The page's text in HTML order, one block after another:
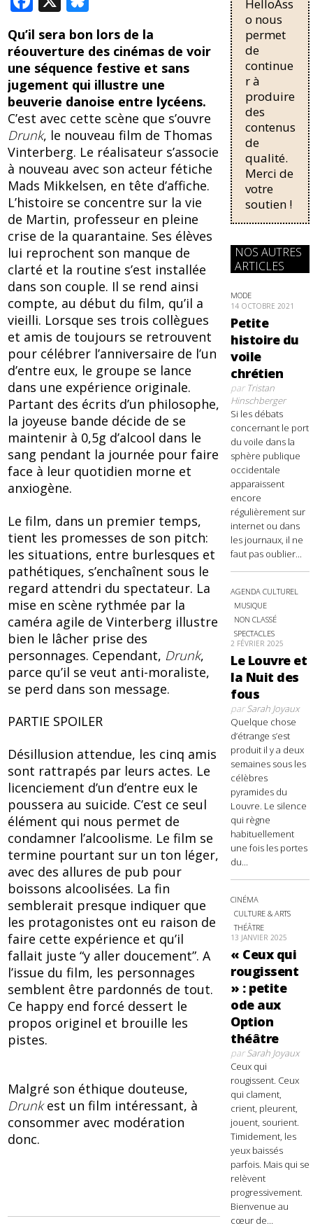
ac
e
b
o
o
k
u
e
sk
y
Qu’il sera bon lors de la
réouverture des cinémas de voir
une séquence festive et sans
jugement qui illustre une
beuverie danoise entre lycéens.
C’est avec cette scène que s’ouvre
Drunk, le nouveau film de Thomas
Vinterberg. Le réalisateur s’associe
à nouveau avec son acteur fétiche
Mads Mikkelsen, en tête d’affiche.
L’histoire se concentre sur la vie
de Martin, professeur en pleine
crise de la quarantaine. Ses élèves
lui reprochent son manque de
clarté et la routine s’est installée
dans son couple. Il se rend ainsi
compte, au début du film, qu’il a
vieilli. Lorsque ses trois collègues
et amis de toujours se retrouvent
pour célébrer l’anniversaire de l’un
d’entre eux, le groupe se lance
dans une expérience originale.
Partant des écrits d’un philosophe,
la joyeuse bande décide de se
maintenir à 0,5g d’alcool dans le
sang pendant la journée pour faire
face à leur quotidien morne et
anxiogène.
Le film, dans un premier temps,
tient les promesses de son pitch:
les situations, entre burlesques et
pathétiques, s’enchaînent sous le
regard attendri du spectateur. La
mise en scène rythmée par la
caméra agile de Vinterberg illustre
bien le lâcher prise des
personnages. Cependant, Drunk,
parce qu’il se veut anti-moraliste,
se perd dans son message.
PARTIE SPOILER
Désillusion attendue, les cinq amis
sont rattrapés par leurs actes. Le
licenciement d’un d’entre eux le
poussera au suicide. C’est ce seul
élément qui nous permet de
condamner l’alcoolisme. Le film se
termine pourtant sur un ton léger,
avec des allures de pub pour
boissons alcoolisées. La fin
semblerait presque indiquer que
les protagonistes ont eu raison de
faire cette expérience et qu’il
fallait juste “y aller doucement”. A
l’issue du film, les personnages
semblent être pardonnés de tout.
Ce happy end forcé dessert le
propos originel et brouille les
pistes.
Malgré son éthique douteuse,
Drunkest un film intéressant, à
consommer avec modération
donc.
pour une
régularisati
on,
passant de
trois...
HelloAss
o nous
permet
de
continue
r à
produire
des
contenus
de
qualité.
Merci de
votre
soutien !
NOS AUTRES
ARTICLES
MODE
14 OCTOBRE 2021
Petite
histoire du
voile
chrétien
parTristan
Hinschberger
Si les débats
concernant le port
du voile dans la
sphère publique
occidentale
apparaissent
encore
régulièrement sur
internet ou dans
les journaux, il ne
faut pas oublier...
AGENDA CULTUREL
MUSIQUE
NON CLASSÉ
SPECTACLES
2 FÉVRIER 2025
Le Louvre et
la Nuit des
fous
parSarah Joyaux
Quelque chose
d’étrange s’est
produit il y a deux
semaines sous les
célèbres
pyramides du
Louvre. Le silence
qui règne
habituellement
une fois les portes
du...
CINÉMA
CULTURE & ARTS
THÉÂTRE
13 JANVIER 2025
« Ceux qui
rougissent
» : petite
ode aux
Option
théâtre
parSarah Joyaux
Ceux qui
rougissent. Ceux
qui clament,
crient, pleurent,
jouent, sourient.
Timidement, les
yeux baissés
parfois. Mais qui se
relèvent
progressivement.
Bienvenue au
cœur de...